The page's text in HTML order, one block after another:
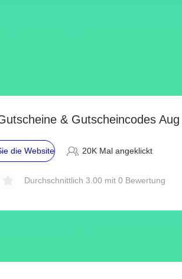
& Gutscheincodes
die Website 20K Mal angeklickt
Durchschnittlich 3.00 mit 0 Bewertung